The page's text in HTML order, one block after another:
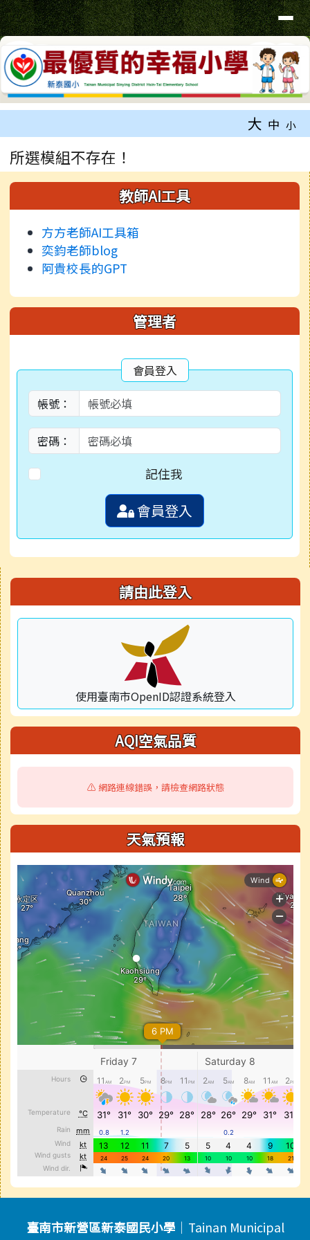
跳至主內容區
臺南市新泰國小網站
導覽列
大 中 小
主內容區域
所選模組不存在！
左邊區域內容 教師AI工具
方方老師AI工具箱
奕鈞老師blog
阿貴校長的GPT
管理者
會員登入
帳號：
密碼：
記住我
會員登入
右邊區域內容 請由此登入
使用臺南市OpenID認證系統登入
AQI空氣品質
⚠️ 網路連線錯誤，請檢查網路狀態
天氣預報
頁尾區域
頁尾區域內容
臺南市新營區新泰國民小學 ｜Tainan Municipal